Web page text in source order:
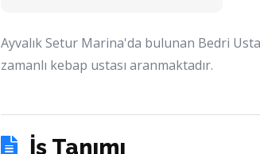
Ayvalık Setur Marina'da bulunan Bedri
zamanlı kebap ustası aranmaktadır.
İş Tanımı